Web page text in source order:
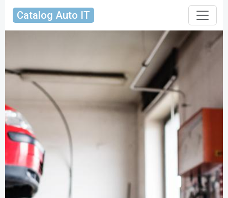
Catalog Auto IT